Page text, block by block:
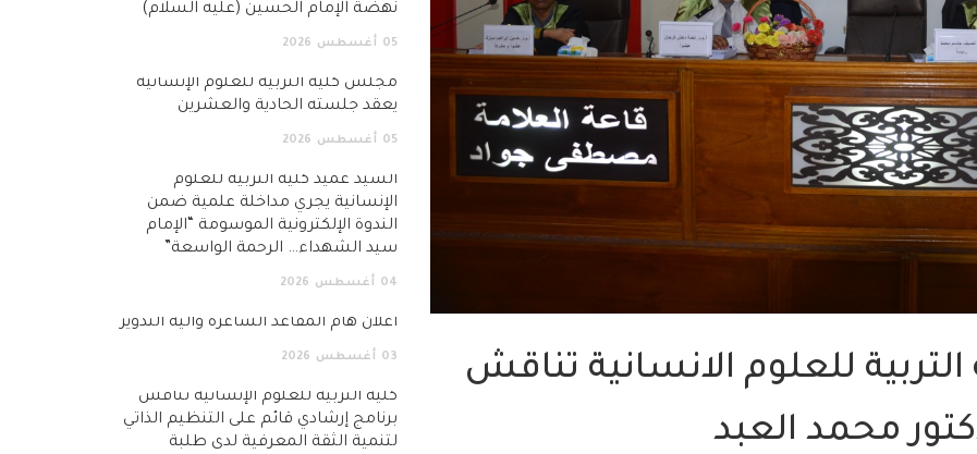
للعلوم الانسانية تناقش
محمد العبد
نهضة الإمام الحسين (عليه السلام)
05 أغسطس 2026
مجلس كلية التربية للعلوم الإنسانية
يعقد جلسته الحادية والعشرين
05 أغسطس 2026
السيد عميد كلية التربية للعلوم
الإنسانية يجري مداخلة علمية ضمن
الندوة الإلكترونية الموسومة “الإمام
سيد الشهداء… الرحمة الواسعة”
04 أغسطس 2026
اعلان هام المقاعد الشاغرة وآلية التدوير
03 أغسطس 2026
كلية التربية للعلوم الإنسانية تناقش
برنامج إرشادي قائم على التنظيم الذاتي
لتنمية الثقة المعرفية لدى طلبة